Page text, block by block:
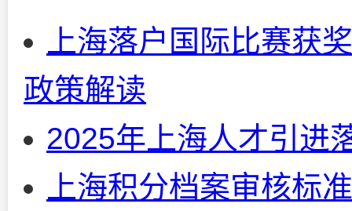
上海落户国际比赛获
政策解读
2025年上海人才引进
上海积分档案审核标